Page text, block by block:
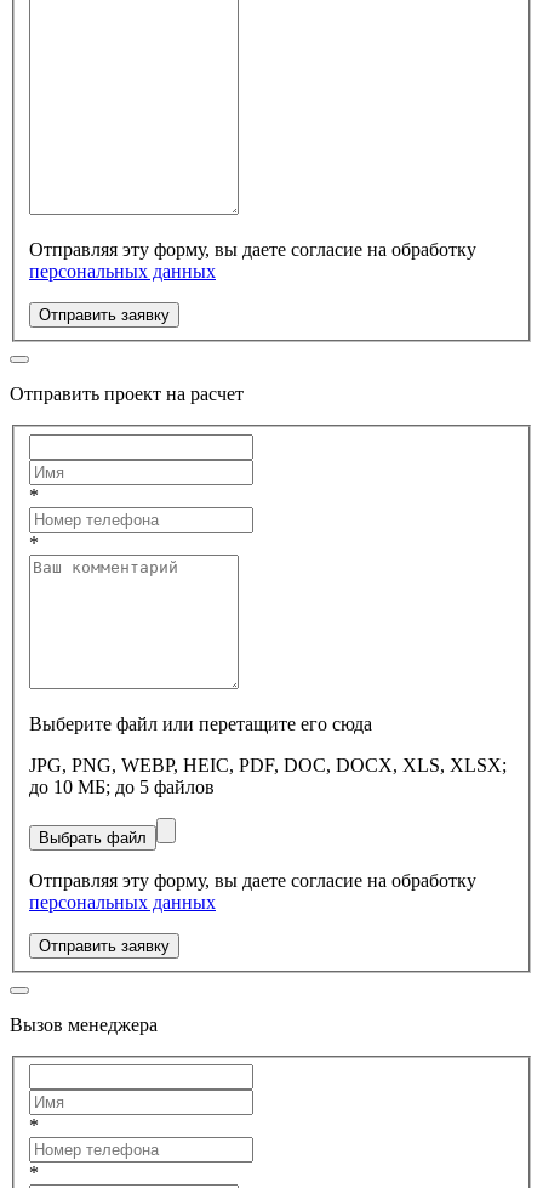
Отправляя эту форму, вы даете согласие на обработку
персональных данных
Отправить заявку
Отправить проект на расчет
*
*
Выберите файл или перетащите его сюда
JPG, PNG, WEBP, HEIC, PDF, DOC, DOCX, XLS, XLSX;
до 10 МБ; до 5 файлов
Выбрать файл
Отправляя эту форму, вы даете согласие на обработку
персональных данных
Отправить заявку
Вызов менеджера
*
*